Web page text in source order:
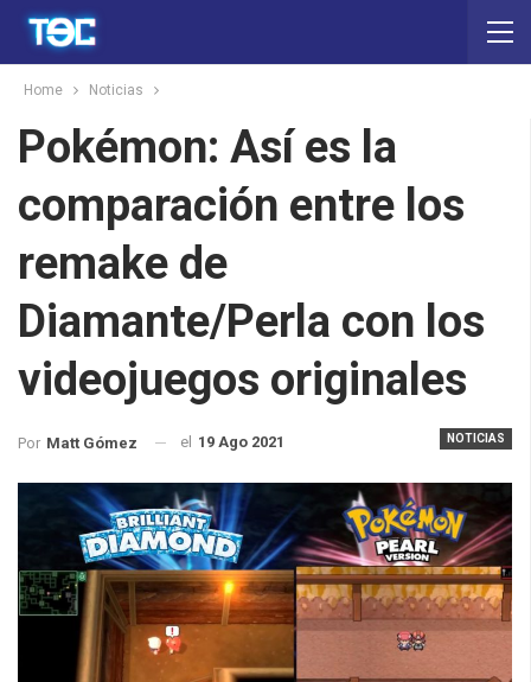
Home Noticias
Pokémon: Así es la
comparación entre los
remake de
Diamante/Perla con los
videojuegos originales
NOTICIAS
Por Matt Gómez el 19 Ago 2021